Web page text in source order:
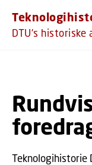
DTU's historiske
Teknologihistorie